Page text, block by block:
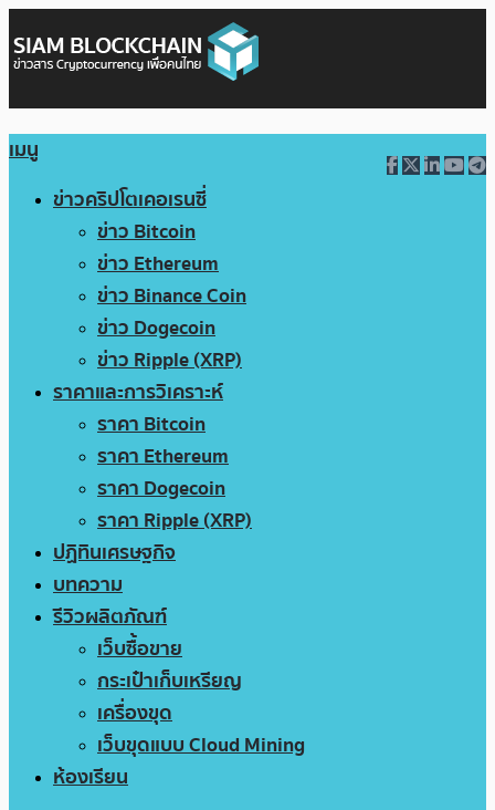
เมนู
ข่าวคริปโตเคอเรนซี่
ข่าว Bitcoin
ข่าว Ethereum
ข่าว Binance Coin
ข่าว Dogecoin
ข่าว Ripple (XRP)
ราคาและการวิเคราะห์
ราคา Bitcoin
ราคา Ethereum
ราคา Dogecoin
ราคา Ripple (XRP)
ปฏิทินเศรษฐกิจ
บทความ
รีวิวผลิตภัณฑ์
เว็บซื้อขาย
กระเป๋าเก็บเหรียญ
เครื่องขุด
เว็บขุดแบบ Cloud Mining
ห้องเรียน